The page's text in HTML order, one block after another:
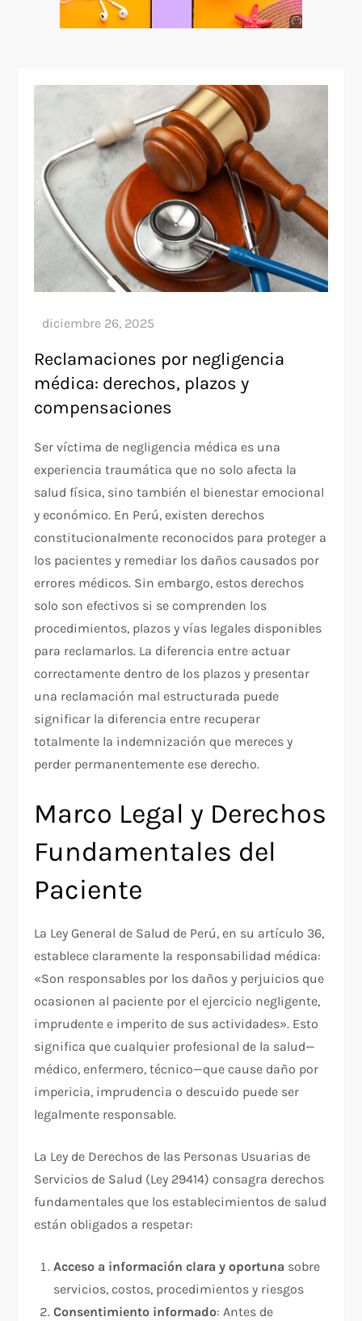
Reclamaciones por negligencia
médica: derechos, plazos y
compensaciones
Ser víctima de negligencia médica es una
experiencia traumática que no solo afecta la
salud física, sino también el bienestar emocional
y económico. En Perú, existen derechos
constitucionalmente reconocidos para proteger a
los pacientes y remediar los daños causados por
errores médicos. Sin embargo, estos derechos
solo son efectivos si se comprenden los
procedimientos, plazos y vías legales disponibles
para reclamarlos. La diferencia entre actuar
correctamente dentro de los plazos y presentar
una reclamación mal estructurada puede
significar la diferencia entre recuperar
totalmente la indemnización que mereces y
perder permanentemente ese derecho.
Marco Legal y Derechos
Fundamentales del
Paciente
La Ley General de Salud de Perú, en su artículo 36,
establece claramente la responsabilidad médica:
«Son responsables por los daños y perjuicios que
ocasionen al paciente por el ejercicio negligente,
imprudente e imperito de sus actividades». Esto
significa que cualquier profesional de la salud—
médico, enfermero, técnico—que cause daño por
impericia, imprudencia o descuido puede ser
legalmente responsable.​
La Ley de Derechos de las Personas Usuarias de
Servicios de Salud (Ley 29414) consagra derechos
fundamentales que los establecimientos de salud
están obligados a respetar:​
Acceso a información clara y oportuna sobre
servicios, costos, procedimientos y riesgos​
Consentimiento informado: Antes de